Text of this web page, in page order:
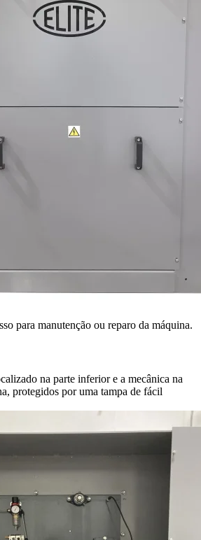
para manutenção ou reparo da máquina.
na parte inferior e a mecânica na
protegidos por uma tampa de fácil